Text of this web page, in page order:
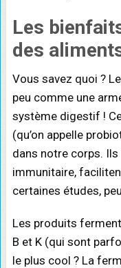
Les
des
Vous savez quoi ?
peu comme une
système digestif !
(qu’on appelle
dans notre corps.
immunitaire,
certaines études,
Les produits
B et K (qui sont
le plus cool ? La